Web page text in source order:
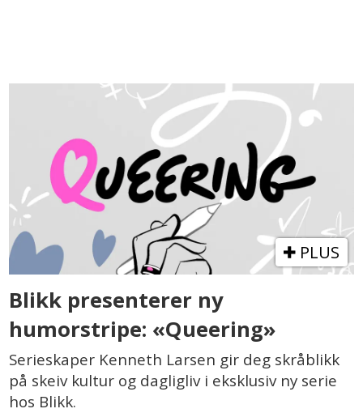
PLUS
Blikk presenterer ny
humorstripe: «Queering»
Serieskaper Kenneth Larsen gir deg skråblikk
på skeiv kultur og dagligliv i eksklusiv ny serie
hos Blikk.